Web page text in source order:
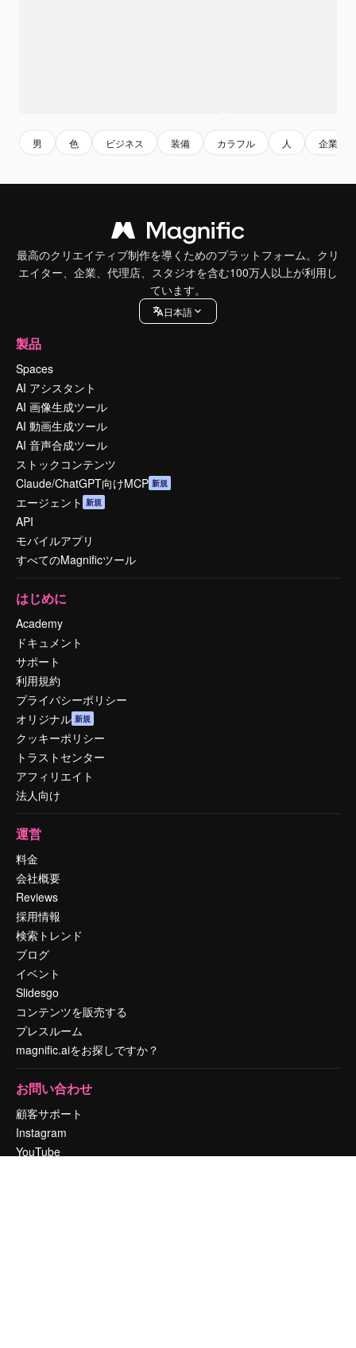
男 色 ビジネス 装備 カラフル 人 企業の
最高のクリエイティブ制作を導くためのプラットフォーム。クリ
エイター、企業、代理店、スタジオを含む100万人以上が利用し
ています。
日本語
製品
Spaces
AI アシスタント
AI 画像生成ツール
AI 動画生成ツール
AI 音声合成ツール
ストックコンテンツ
Claude/ChatGPT向けMCP 新規
エージェント 新規
API
モバイルアプリ
すべてのMagnificツール
はじめに
Academy
ドキュメント
サポート
利用規約
プライバシーポリシー
オリジナル 新規
クッキーポリシー
トラストセンター
アフィリエイト
法人向け
運営
料金
会社概要
Reviews
採用情報
検索トレンド
ブログ
イベント
Slidesgo
コンテンツを販売する
プレスルーム
magnific.aiをお探しですか？
お問い合わせ
顧客サポート
Instagram
YouTube